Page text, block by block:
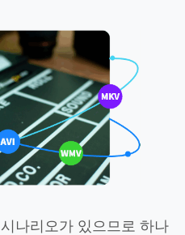
나리오가 있으므로 하나